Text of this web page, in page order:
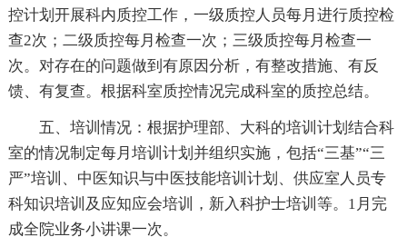
控计划开展科内质控工作，一级质控人员每月进行质控检
查2次；二级质控每月检查一次；三级质控每月检查一
次。对存在的问题做到有原因分析，有整改措施、有反
馈、有复查。根据科室质控情况完成科室的质控总结。
五、培训情况：根据护理部、大科的培训计划结合科
室的情况制定每月培训计划并组织实施，包括“三基”“三
严”培训、中医知识与中医技能培训计划、供应室人员专
科知识培训及应知应会培训，新入科护士培训等。1月完
成全院业务小讲课一次。